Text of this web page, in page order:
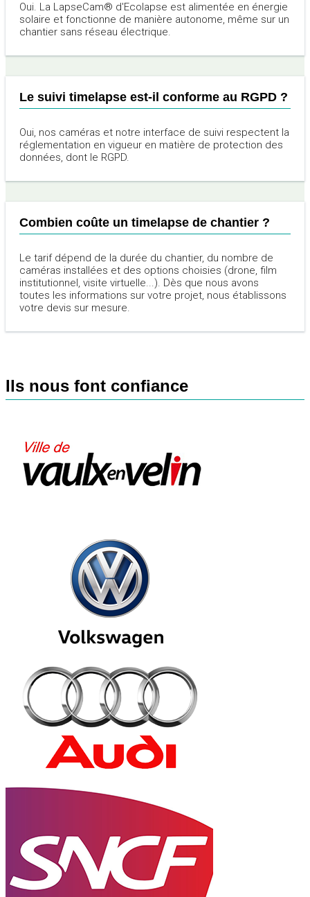
Oui. La LapseCam® d'Ecolapse est alimentée en énergie
solaire et fonctionne de manière autonome, même sur un
chantier sans réseau électrique.
Le suivi timelapse est-il conforme au RGPD ?
Oui, nos caméras et notre interface de suivi respectent la
réglementation en vigueur en matière de protection des
données, dont le RGPD.
Combien coûte un timelapse de chantier ?
Le tarif dépend de la durée du chantier, du nombre de
caméras installées et des options choisies (drone, film
institutionnel, visite virtuelle...). Dès que nous avons
toutes les informations sur votre projet, nous établissons
votre devis sur mesure.
Ils nous font confiance